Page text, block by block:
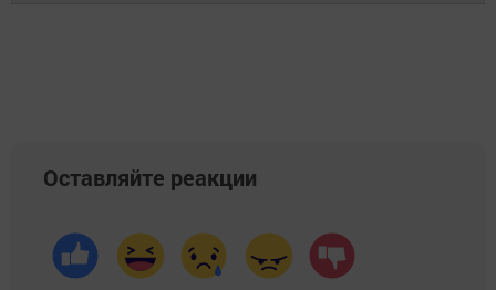
Оставляйте реакции